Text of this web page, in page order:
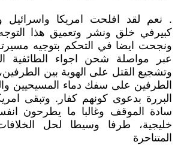
. نعم لقد افلحت امريكا واسرائيل و
كبيرفي خلق ونشر وتعميق هذا التوجه
ونجحت ايضا في التحكم بتوجيه
عبر مواصلة شحن اجواء الطائفية
وتشجيع القتل على الهوية بين
الطرفين على سفك دماء المسيحيين
البررة بدعوى كونهم كفار. وتبقى
سادة الموقف وغالبا ما يطرحون
خليجية، طرفا وسيطا لحل
المتناحرة